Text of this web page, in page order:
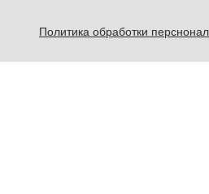
Политика обработки